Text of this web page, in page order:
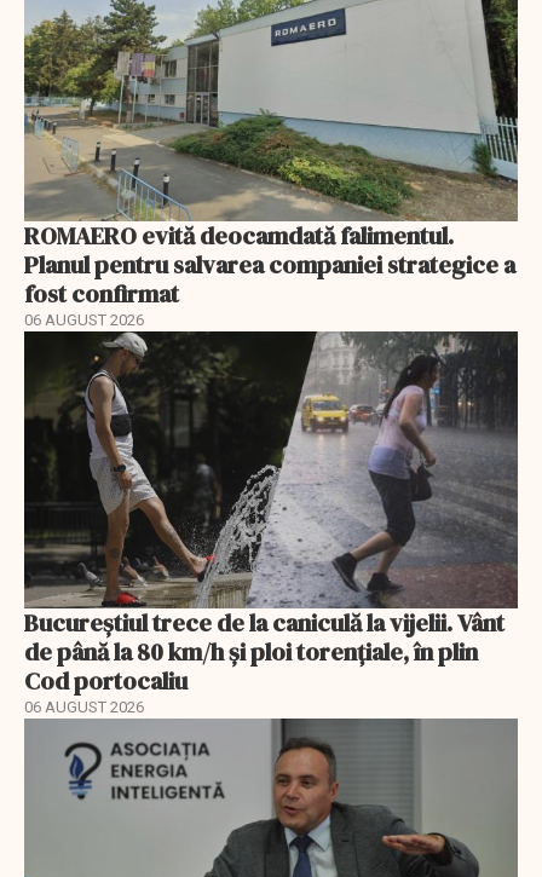
ROMAERO evită deocamdată falimentul.
Planul pentru salvarea companiei strategice a
fost confirmat
06 AUGUST 2026
Bucureștiul trece de la caniculă la vijelii. Vânt
de până la 80 km/h și ploi torențiale, în plin
Cod portocaliu
06 AUGUST 2026